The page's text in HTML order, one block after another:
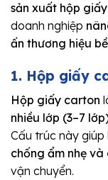
sản xuất hộp
doanh nghiệp
ấn thương hiệu
1. Hộp giấy
Hộp giấy carton
nhiều lớp (3–7
Cấu trúc này giúp
chống ẩm nhẹ
vận chuyển.